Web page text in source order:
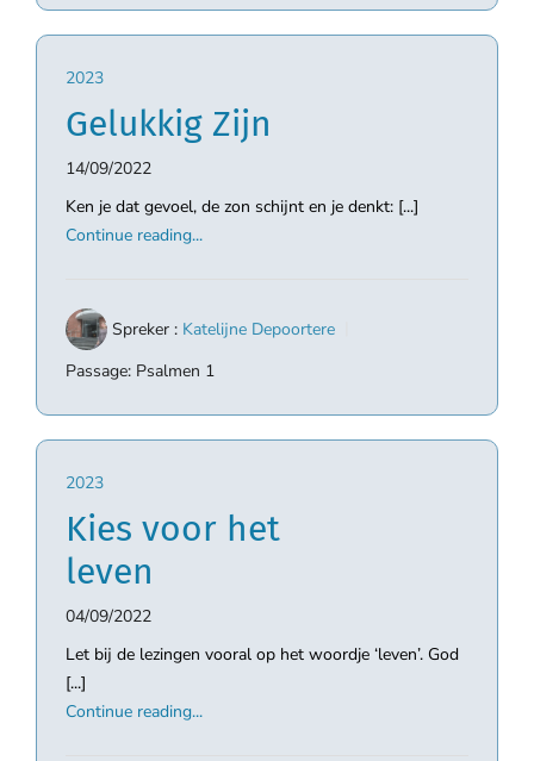
2023
Gelukkig Zijn
14/09/2022
Ken je dat gevoel, de zon schijnt en je denkt: [...]
Continue reading...
Spreker : Katelijne Depoortere
Passage: Psalmen 1
2023
Kies voor het
leven
04/09/2022
Let bij de lezingen vooral op het woordje ‘leven’. God
[...]
Continue reading...